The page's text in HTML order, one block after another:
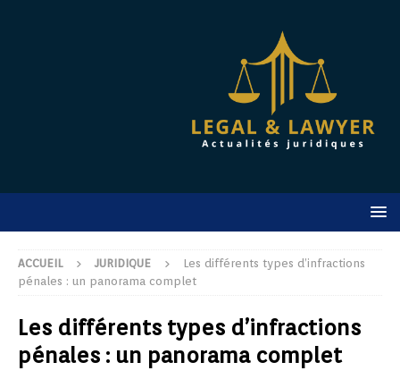
ACCUEIL JURIDIQUE
Les différents types d’infractions
pénales : un panorama complet
Les différents types d’infractions
pénales : un panorama complet